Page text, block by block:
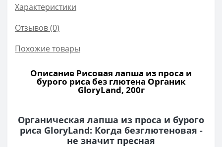
Характеристики
Отзывов (0)
Похожие товары
Описание Рисовая лапша из проса и
бурого риса без глютена Органик
GloryLand, 200г
Органическая лапша из проса и бурого
риса GloryLand: Когда безглютеновая -
не значит пресная